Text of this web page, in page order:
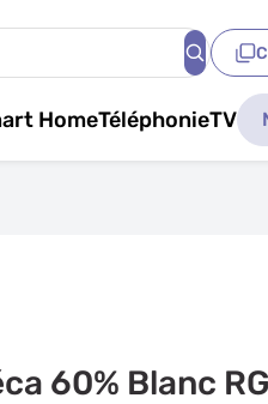
HomeTéléphonieTV
60% Blanc